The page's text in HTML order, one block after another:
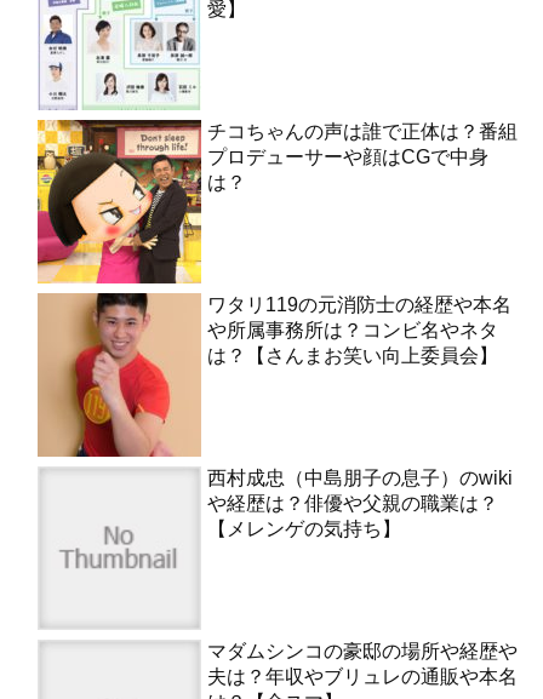
愛】
チコちゃんの声は誰で正体は？番組
プロデューサーや顔はCGで中身
は？
ワタリ119の元消防士の経歴や本名
や所属事務所は？コンビ名やネタ
は？【さんまお笑い向上委員会】
西村成忠（中島朋子の息子）のwiki
や経歴は？俳優や父親の職業は？
【メレンゲの気持ち】
マダムシンコの豪邸の場所や経歴や
夫は？年収やブリュレの通販や本名